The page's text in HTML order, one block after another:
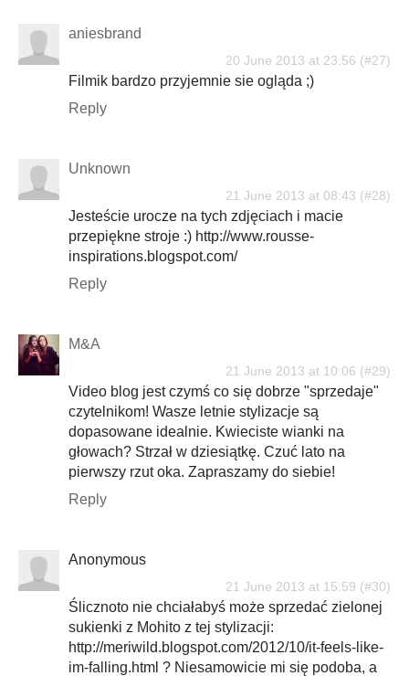
aniesbrand
20 June 2013 at 23:56
Filmik bardzo przyjemnie sie ogląda ;)
Reply
Unknown
21 June 2013 at 08:43
Jesteście urocze na tych zdjęciach i macie
przepiękne stroje :) http://www.rousse-
inspirations.blogspot.com/
Reply
M&A
21 June 2013 at 10:06
Video blog jest czymś co się dobrze "sprzedaje"
czytelnikom! Wasze letnie stylizacje są
dopasowane idealnie. Kwieciste wianki na
głowach? Strzał w dziesiątkę. Czuć lato na
pierwszy rzut oka. Zapraszamy do siebie!
Reply
Anonymous
21 June 2013 at 15:59
Ślicznoto nie chciałabyś może sprzedać zielonej
sukienki z Mohito z tej stylizacji:
http://meriwild.blogspot.com/2012/10/it-feels-like-
im-falling.html ? Niesamowicie mi się podoba, a